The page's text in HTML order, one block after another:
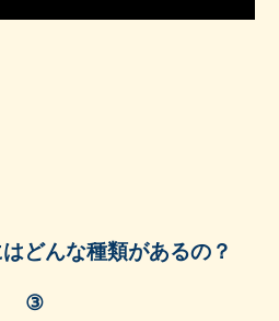
どんな種類があるの？
③